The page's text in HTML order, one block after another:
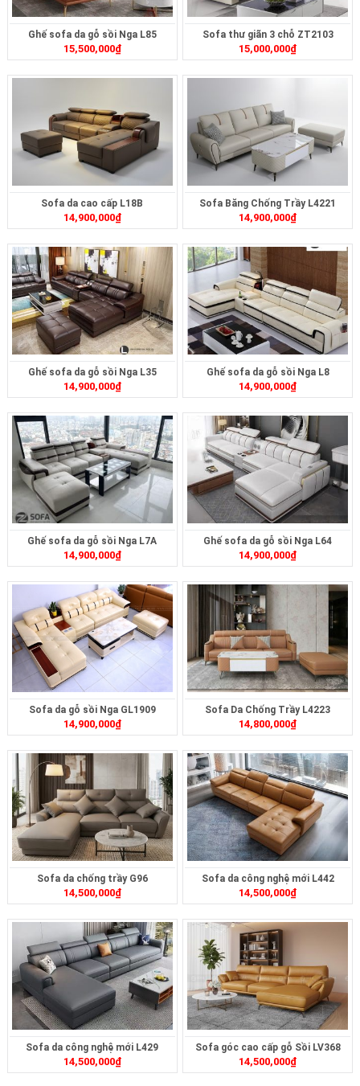
Ghế sofa da gỗ sồi Nga L85
15,500,000₫
Sofa thư giãn 3 chỗ ZT2103
15,000,000₫
Sofa da cao cấp L18B
14,900,000₫
Sofa Băng Chống Trầy L4221
14,900,000₫
Ghế sofa da gỗ sồi Nga L35
14,900,000₫
Ghế sofa da gỗ sồi Nga L8
14,900,000₫
Ghế sofa da gỗ sồi Nga L7A
14,900,000₫
Ghế sofa da gỗ sồi Nga L64
14,900,000₫
Sofa da gỗ sồi Nga GL1909
14,900,000₫
Sofa Da Chống Trầy L4223
14,800,000₫
Sofa da chống trầy G96
14,500,000₫
Sofa da công nghệ mới L442
14,500,000₫
Sofa da công nghệ mới L429
14,500,000₫
Sofa góc cao cấp gỗ Sồi LV368
14,500,000₫